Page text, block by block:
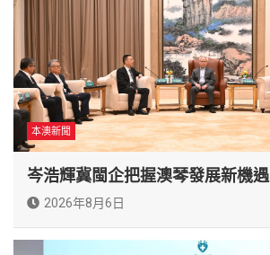
本澳新聞
岑浩輝冀閩企把握澳琴發展新機遇
2026年8月6日